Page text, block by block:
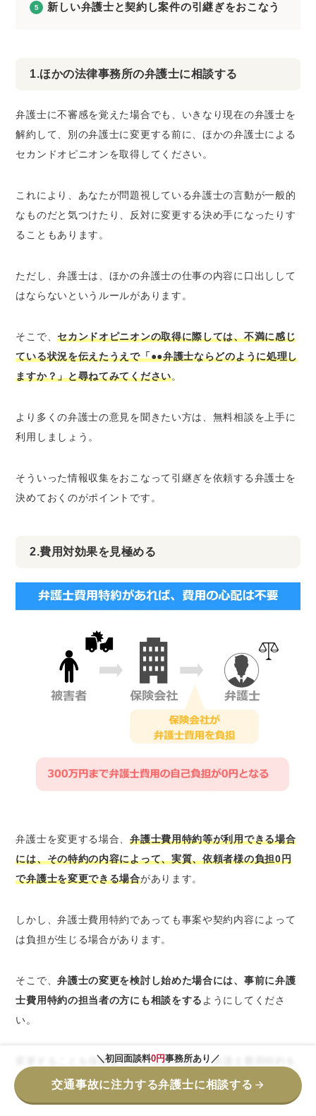
新しい弁護士と契約し案件の引継ぎをおこなう
1.ほかの法律事務所の弁護士に相談する
弁護士に不審感を覚えた場合でも、いきなり現在の弁護士を
解約して、別の弁護士に変更する前に、ほかの弁護士による
セカンドオピニオンを取得してください。
これにより、あなたが問題視している弁護士の言動が一般的
なものだと気つけたり、反対に変更する決め手になったりす
ることもあります。
ただし、弁護士は、ほかの弁護士の仕事の内容に口出しして
はならないというルールがあります。
そこで、セカンドオピニオンの取得に際しては、不満に感じ
ている状況を伝えたうえで「●●弁護士ならどのように処理し
ますか？」と尋ねてみてください。
より多くの弁護士の意見を聞きたい方は、無料相談を上手に
利用しましょう。
そういった情報収集をおこなって引継ぎを依頼する弁護士を
決めておくのがポイントです。
2.費用対効果を見極める
弁護士を変更する場合、弁護士費用特約等が利用できる場合
には、その特約の内容によって、実質、依頼者様の負担0円
で弁護士を変更できる場合があります。
しかし、弁護士費用特約であっても事案や契約内容によって
は負担が生じる場合があります。
そこで、弁護士の変更を検討し始めた場合には、事前に弁護
士費用特約の担当者の方にも相談をする ようにしてくださ
い。
変更することを保険会社に伝え忘れると、弁護士費用特約を
利用できなくなる可能性があります。
＼初回面談料0円事務所あり／
交通事故に注力する弁護士に相談する